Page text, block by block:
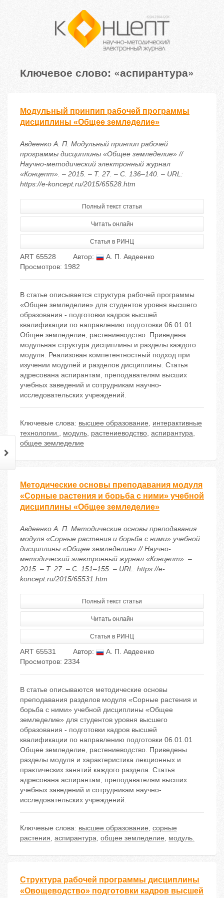
Ключевое слово: «аспирантура»
Модульный принпип рабочей программы
дисциплины «Общее земледелие»
Авдеенко А. П. Модульный принпип рабочей
программы дисциплины «Общее земледелие» //
Научно-методический электронный журнал
«Концепт». – 2015. – Т. 27. – С. 136–140. – URL:
https://e-koncept.ru/2015/65528.htm
Полный текст статьи
Читать онлайн
Статья в РИНЦ
ART 65528 Автор:
А. П. Авдеенко
Просмотров: 1982
В статье описывается структура рабочей программы
«Общее земледелие» для студентов уровня высшего
образования - подготовки кадров высшей
квалификации по направлению подготовки 06.01.01
Общее земледелие, растениеводство. Приведена
модульная структура дисциплины и разделы каждого
модуля. Реализован компетентностный подход при
изучении модулей и разделов дисциплины. Статья
адресована аспирантам, преподавателям высших
учебных заведений и сотрудникам научно-
исследовательских учреждений.
Ключевые слова: высшее образование, интерактивные
технологии., модуль, растениеводство, аспирантура,
общее земледелие
Методические основы преподавания модуля
«Сорные растения и борьба с ними» учебной
дисциплины «Общее земледелие»
Авдеенко А. П. Методические основы преподавания
модуля «Сорные растения и борьба с ними» учебной
дисциплины «Общее земледелие» // Научно-
методический электронный журнал «Концепт». –
2015. – Т. 27. – С. 151–155. – URL: https://e-
koncept.ru/2015/65531.htm
Полный текст статьи
Читать онлайн
Статья в РИНЦ
ART 65531 Автор:
А. П. Авдеенко
Просмотров: 2334
В статье описываются методические основы
преподавания разделов модуля «Сорные растения и
борьба с ними» учебной дисциплины «Общее
земледелие» для студентов уровня высшего
образования - подготовки кадров высшей
квалификации по направлению подготовки 06.01.01
Общее земледелие, растениеводство. Приведены
разделы модуля и характеристика лекционных и
практических занятий каждого раздела. Статья
адресована аспирантам, преподавателям высших
учебных заведений и сотрудникам научно-
исследовательских учреждений.
Ключевые слова: высшее образование, сорные
растения, аспирантура, общее земледелие, модуль.
Структура рабочей программы дисциплины
«Овощеводство» подготовки кадров высшей